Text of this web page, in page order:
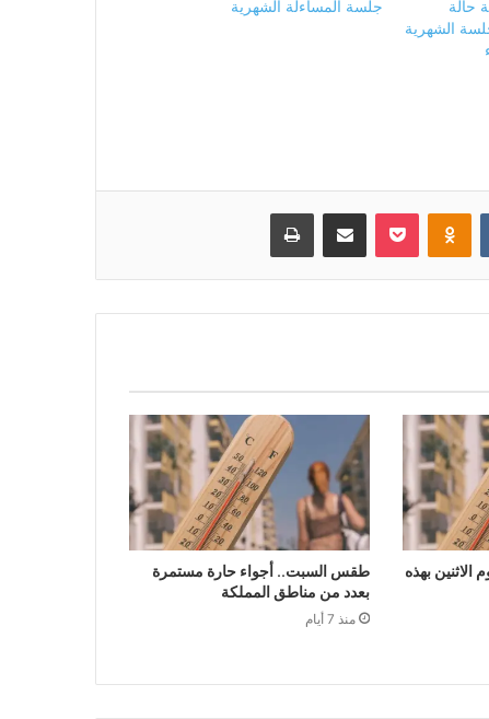
حالة
الشهرية
جلسة المساءلة الشهرية
Odnoklassniki
بوكيت مشاركة عبر البريد طباعة
بهذه
طقس السبت.. أجواء حارة مستمرة
بعدد من مناطق المملكة
منذ 7 أيام